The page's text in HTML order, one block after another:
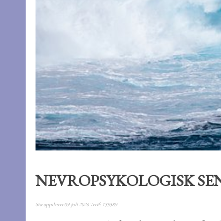
NEVROPSYKOLOGISK
Sist oppdatert 09. juli 2026 Treff: 135589